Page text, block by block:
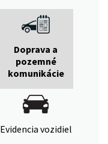
Doprava a
pozemné
komunikácie
Evidencia vozidiel